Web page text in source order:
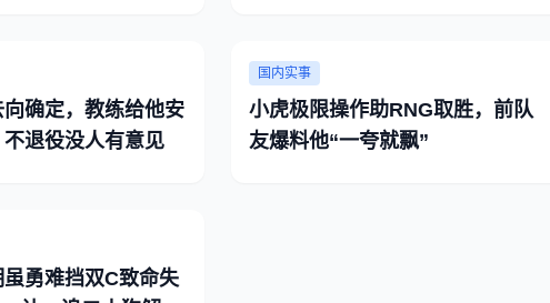
确定，教练给他安
退役没人有意见
国内实事
小虎极限操作助RNG取胜，前队
友爆料他“一夸就飘”
勇难挡双C致命失